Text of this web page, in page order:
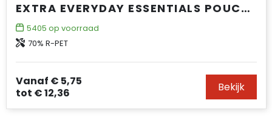
EXTRA EVERYDAY ESSENTIALS POUCH MET PARACORD DRAAGKOORD
5405 op voorraad
70% R-PET
Vanaf € 5,75
tot € 12,36 Bekijk